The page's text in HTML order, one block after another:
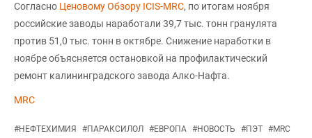
Согласно Ценовому Обзору ICIS-MRC, по итогам ноября
российские заводы наработали 39,7 тыс. тонн гранулята
против 51,0 тыс. тонн в октябре. Снижение наработки в
ноябре объясняется остановкой на профилактический
ремонт калининградского завода Алко-Нафта.
MRC
#НЕФТЕХИМИЯ #ПАРАКСИЛОЛ #ЕВРОПА #НОВОСТЬ #ПЭТ #MRC